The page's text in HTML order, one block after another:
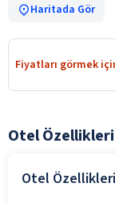
Haritada Gör
Fiyatları görmek
Otel Özellikleri
Otel Özellikleri